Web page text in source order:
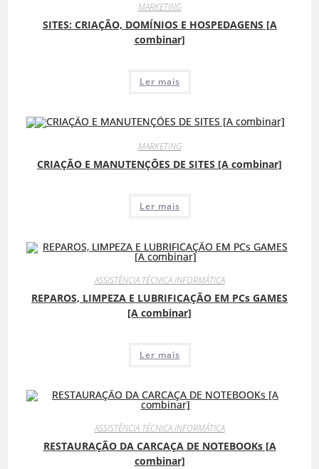
MARKETING
SITES: CRIAÇÃO, DOMÍNIOS E HOSPEDAGENS [A
combinar]
Ler mais
MARKETING
CRIAÇÃO E MANUTENÇÕES DE SITES [A combinar]
Ler mais
ASSISTÊNCIA TÉCNICA INFORMÁTICA
REPAROS, LIMPEZA E LUBRIFICAÇÃO EM PCs GAMES
[A combinar]
Ler mais
ASSISTÊNCIA TÉCNICA INFORMÁTICA
RESTAURAÇÃO DA CARCAÇA DE NOTEBOOKs [A
combinar]